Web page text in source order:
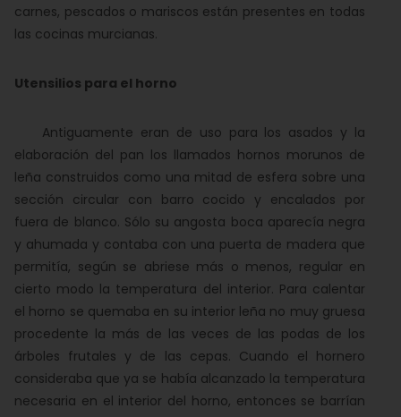
carnes, pescados o mariscos están presentes en todas
las cocinas murcianas.
Utensilios para el horno
Antiguamente eran de uso para los asados y la
elaboración del pan los llamados hornos morunos de
leña construidos como una mitad de esfera sobre una
sección circular con barro cocido y encalados por
fuera de blanco. Sólo su angosta boca aparecía negra
y ahumada y contaba con una puerta de madera que
permitía, según se abriese más o menos, regular en
cierto modo la temperatura del interior. Para calentar
el horno se quemaba en su interior leña no muy gruesa
procedente la más de las veces de las podas de los
árboles frutales y de las cepas. Cuando el hornero
consideraba que ya se había alcanzado la temperatura
necesaria en el interior del horno, entonces se barrían